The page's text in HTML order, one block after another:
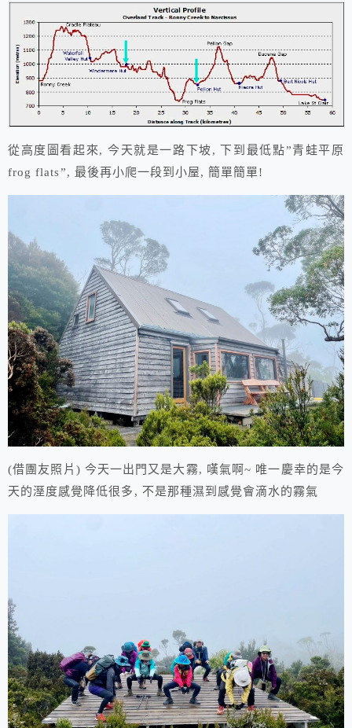
從高度圖看起來, 今天就是一路下坡, 下到最低點”青蛙平原
frog flats”, 最後再小爬一段到小屋, 簡單簡單!
(借團友照片) 今天一出門又是大霧, 嘆氣啊~ 唯一慶幸的是今
天的溼度感覺降低很多, 不是那種濕到感覺會滴水的霧氣